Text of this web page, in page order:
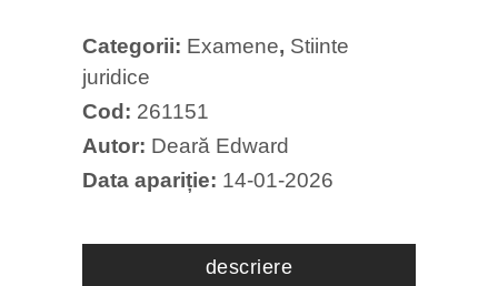
Academia
teorie
și
de
Categorii: Examene, Stiinte
juridice
Cod: 261151
Autor: Deară Edward
Data apariție: 14-01-2026
descriere